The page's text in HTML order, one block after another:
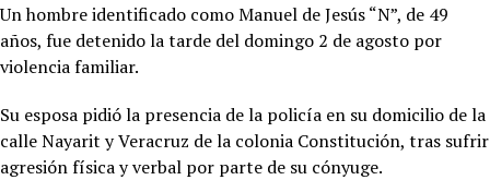
Un hombre identificado como Manuel de Jesús “N”, de 49
años, fue detenido la tarde del domingo 2 de agosto por
violencia familiar.
Su esposa pidió la presencia de la policía en su domicilio de la
calle Nayarit y Veracruz de la colonia Constitución, tras sufrir
agresión física y verbal por parte de su cónyuge.